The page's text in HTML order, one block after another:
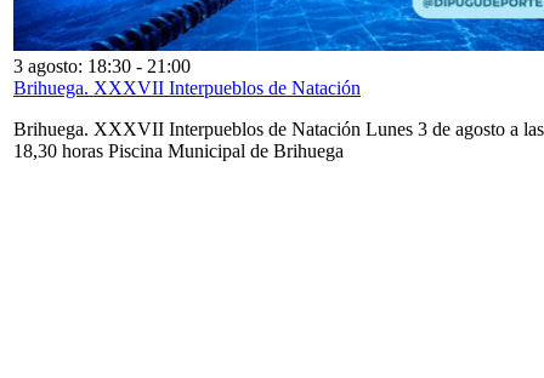
3 agosto: 18:30 - 21:00
Brihuega. XXXVII Interpueblos de Natación
Brihuega. XXXVII Interpueblos de Natación Lunes 3 de agosto a las
18,30 horas Piscina Municipal de Brihuega